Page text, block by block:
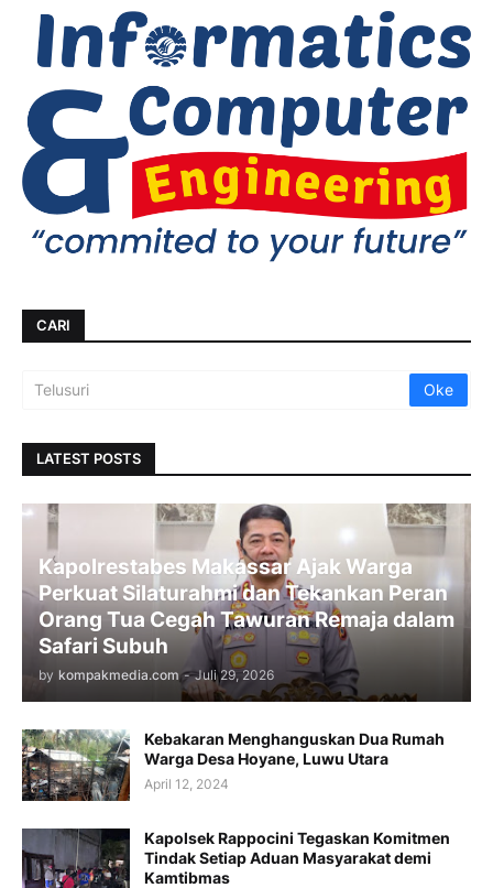
CARI
LATEST POSTS
Kapolrestabes Makassar Ajak Warga
Perkuat Silaturahmi dan Tekankan Peran
Orang Tua Cegah Tawuran Remaja dalam
Safari Subuh
by kompakmedia.com - Juli 29, 2026
Kebakaran Menghanguskan Dua Rumah
Warga Desa Hoyane, Luwu Utara
April 12, 2024
Kapolsek Rappocini Tegaskan Komitmen
Tindak Setiap Aduan Masyarakat demi
Kamtibmas